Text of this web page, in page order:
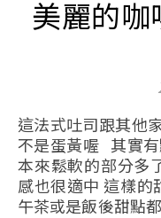
美麗的咖
這法式吐司跟其他家吃得又不太一樣 那黃色的醬汁
不是蛋黃喔 其實
本來鬆軟的部分多
感也很適中 這樣
午茶或是飯後甜點